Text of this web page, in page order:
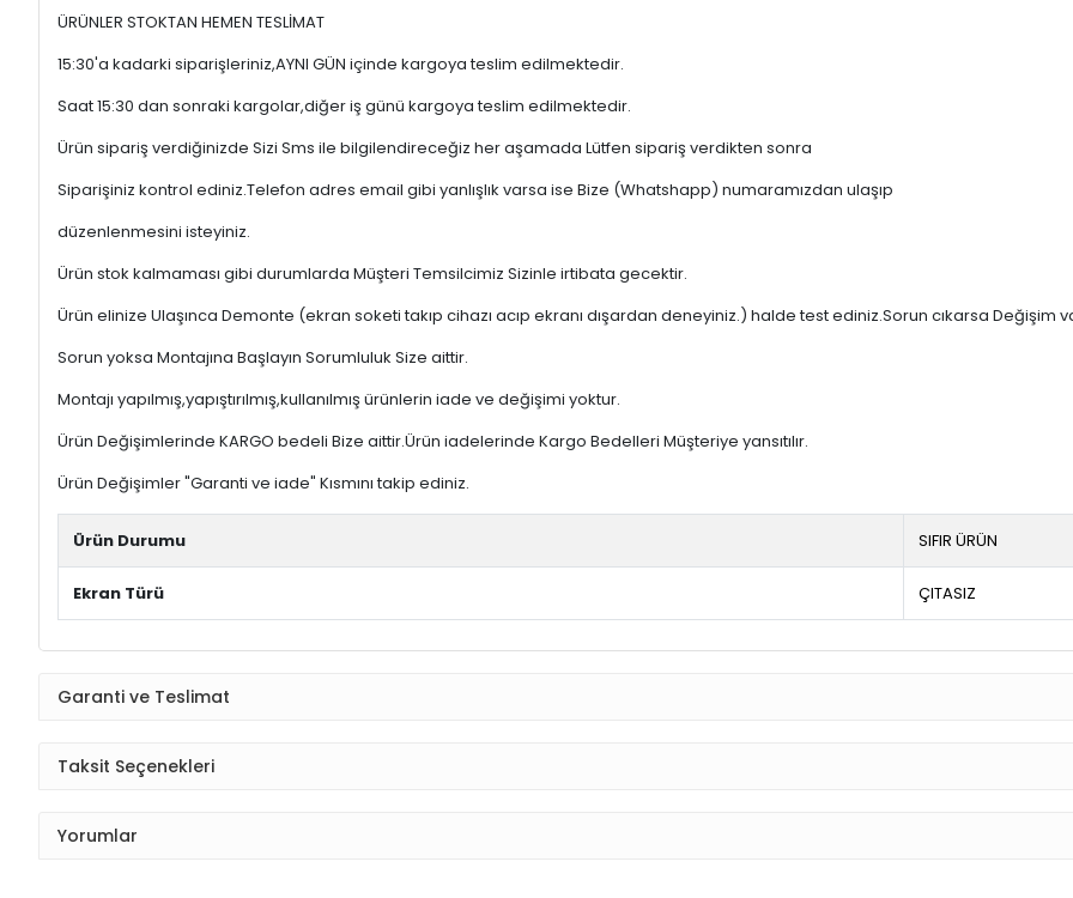
ÜRÜNLER STOKTAN HEMEN TESLİMAT
15:30'a kadarki siparişleriniz,AYNI GÜN içinde kargoya teslim edilmektedir.
Saat 15:30 dan sonraki kargolar,diğer iş günü kargoya teslim edilmektedir.
Ürün sipariş verdiğinizde Sizi Sms ile bilgilendireceğiz her aşamada Lütfen sipariş verdikten sonra
Siparişiniz kontrol ediniz.Telefon adres email gibi yanlışlık varsa ise Bize (Whatshapp) numaramızdan ulaşıp
düzenlenmesini isteyiniz.
Ürün stok kalmaması gibi durumlarda Müşteri Temsilcimiz Sizinle irtibata gecektir.
Ürün elinize Ulaşınca Demonte (ekran soketi takıp cihazı acıp ekranı dışardan deneyiniz.) halde test ediniz.Sorun cıkarsa Değişim
Sorun yoksa Montajına Başlayın Sorumluluk Size aittir.
Montajı yapılmış,yapıştırılmış,kullanılmış ürünlerin iade ve değişimi yoktur.
Ürün Değişimlerinde KARGO bedeli Bize aittir.Ürün iadelerinde Kargo Bedelleri Müşteriye yansıtılır.
Ürün Değişimler "Garanti ve iade" Kısmını takip ediniz.
Ürün Durumu SIFIR ÜRÜN
Ekran Türü ÇITASIZ
Garanti ve Teslimat
Taksit Seçenekleri
Yorumlar